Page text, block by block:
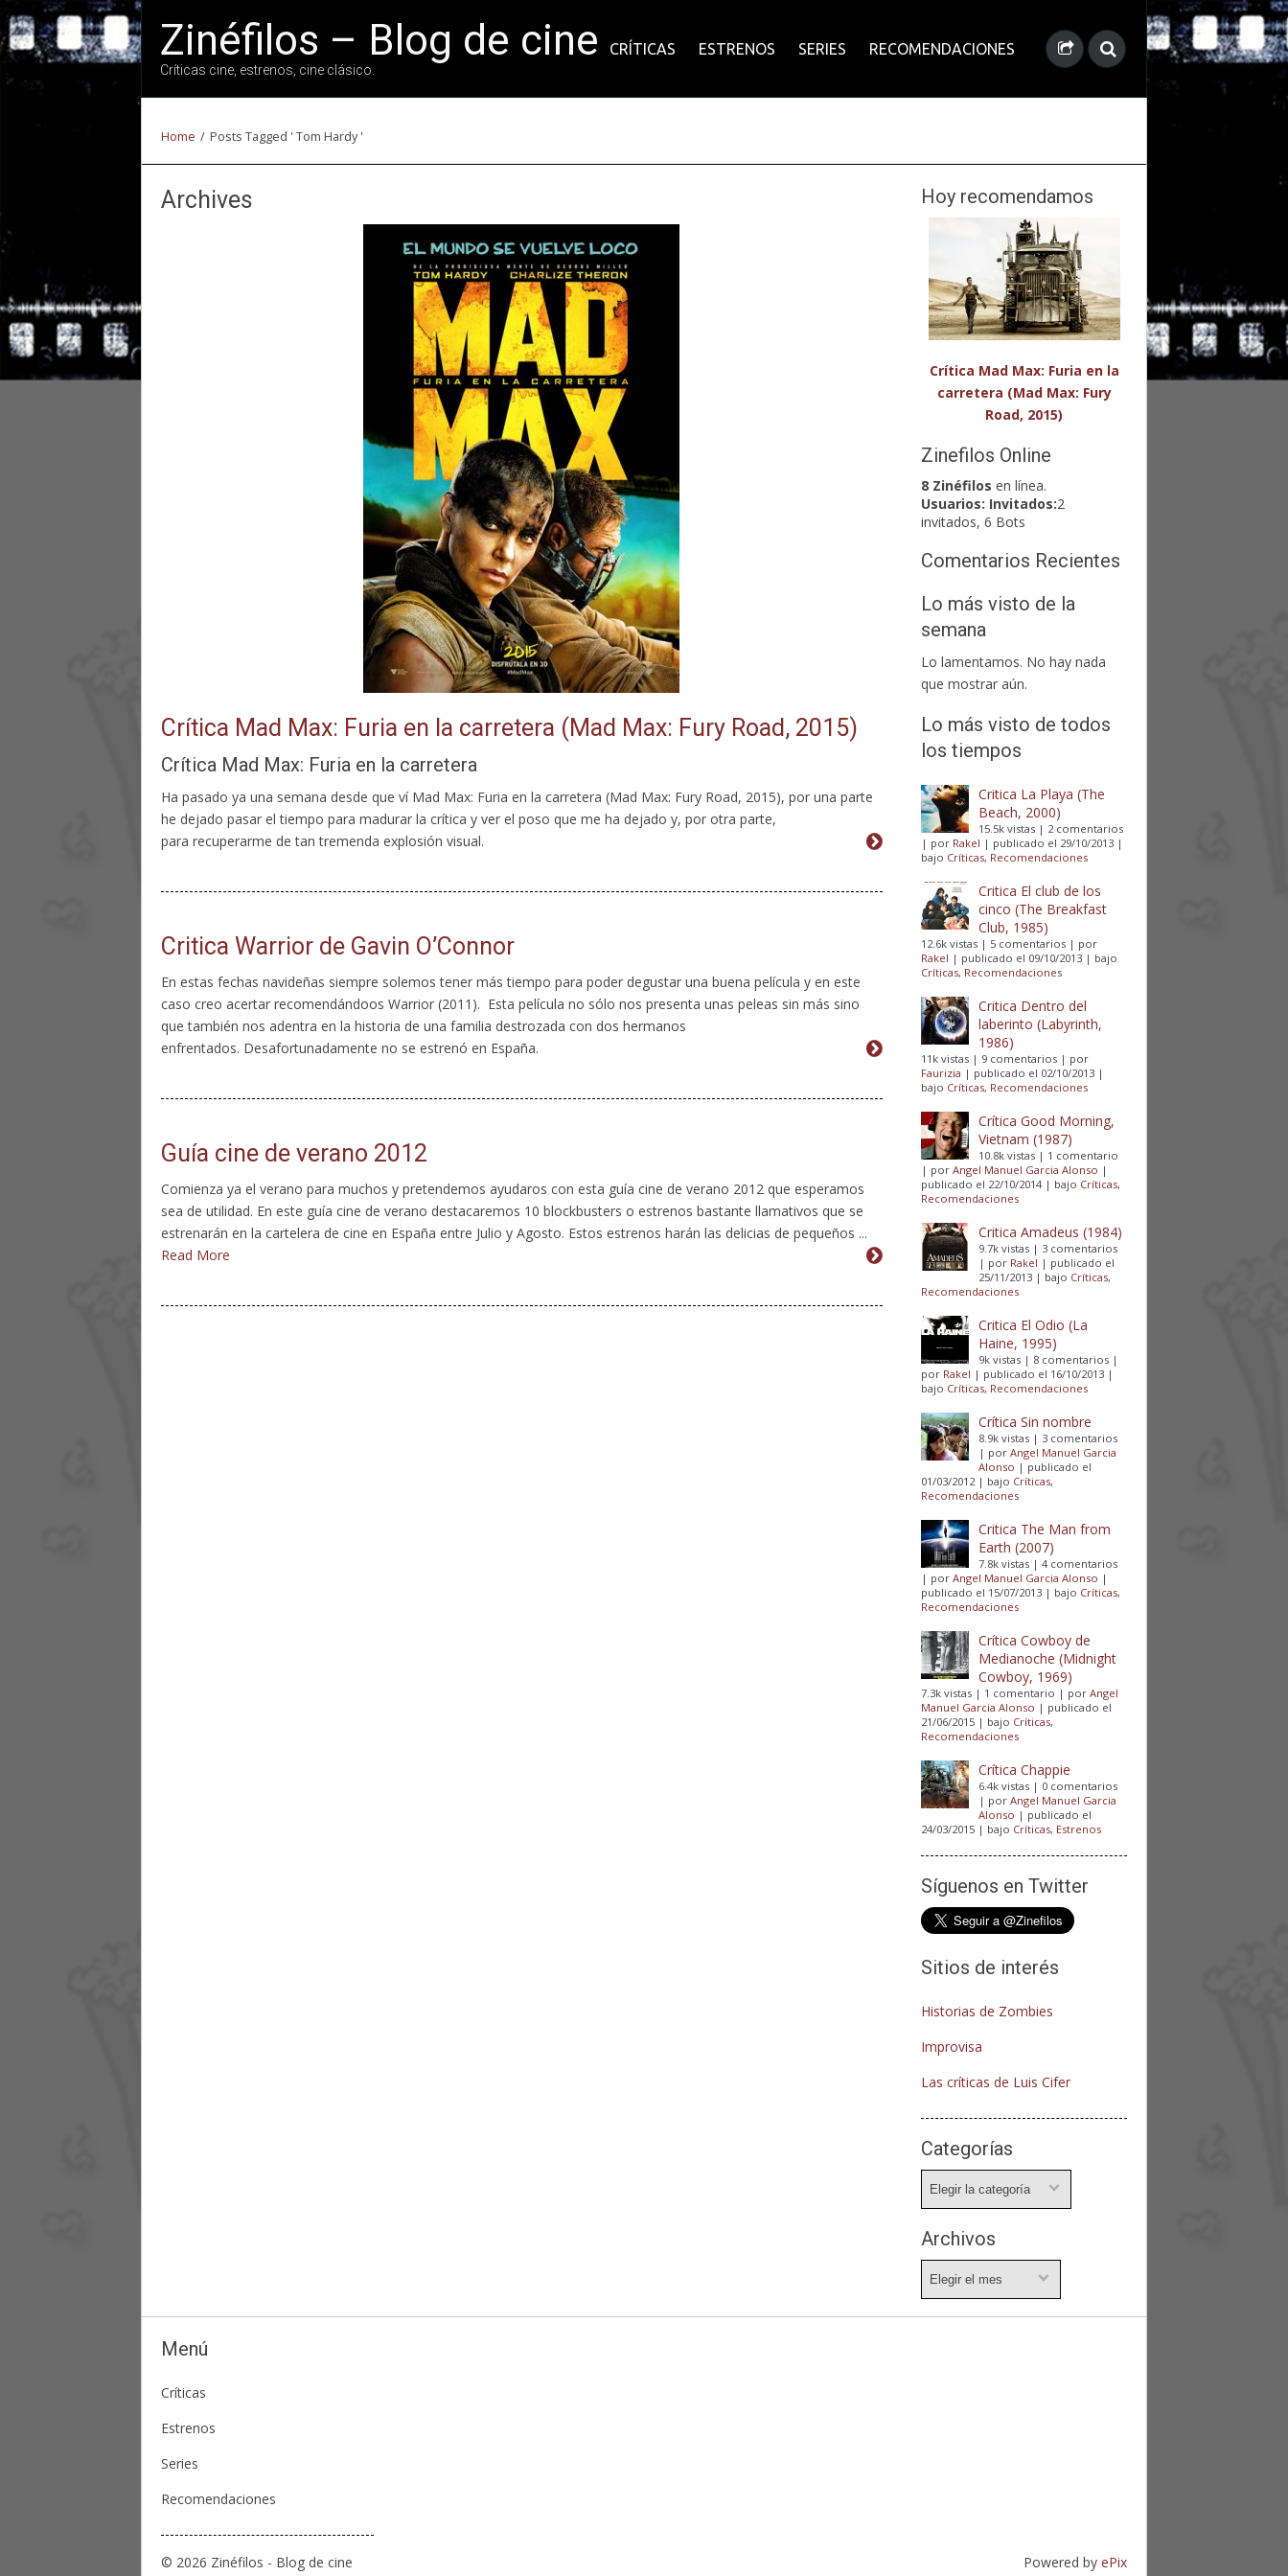
Zinéfilos – Blog de cine
Críticas cine, estrenos, cine clásico.
CRÍTICAS ESTRENOS SERIES RECOMENDACIONES
Home / Posts Tagged ' Tom Hardy '
Archives
Crítica Mad Max: Furia en la carretera (Mad Max: Fury Road, 2015)
Crítica Mad Max: Furia en la carretera
Ha pasado ya una semana desde que ví Mad Max: Furia en la carretera (Mad Max: Fury Road, 2015), por una parte
he dejado pasar el tiempo para madurar la crítica y ver el poso que me ha dejado y, por otra parte,
para recuperarme de tan tremenda explosión visual.
Critica Warrior de Gavin O’Connor
En estas fechas navideñas siempre solemos tener más tiempo para poder degustar una buena película y en este
caso creo acertar recomendándoos Warrior (2011). Esta película no sólo nos presenta unas peleas sin más sino
que también nos adentra en la historia de una familia destrozada con dos hermanos
enfrentados. Desafortunadamente no se estrenó en España.
Guía cine de verano 2012
Comienza ya el verano para muchos y pretendemos ayudaros con esta guía cine de verano 2012 que esperamos
sea de utilidad. En este guía cine de verano destacaremos 10 blockbusters o estrenos bastante llamativos que se
estrenarán en la cartelera de cine en España entre Julio y Agosto. Estos estrenos harán las delicias de pequeños ...
Read More
Hoy recomendamos
Crítica Mad Max: Furia en la
carretera (Mad Max: Fury
Road, 2015)
Zinefilos Online
8 Zinéfilos en línea.
Usuarios: Invitados:2
invitados, 6 Bots
Comentarios Recientes
Lo más visto de la
semana
Lo lamentamos. No hay nada
que mostrar aún.
Lo más visto de todos
los tiempos
Critica La Playa (The
Beach, 2000)
15.5k vistas | 2 comentarios
| por Rakel | publicado el 29/10/2013 |
bajo Críticas, Recomendaciones
Critica El club de los
cinco (The Breakfast
Club, 1985)
12.6k vistas | 5 comentarios | por
Rakel | publicado el 09/10/2013 | bajo
Críticas, Recomendaciones
Critica Dentro del
laberinto (Labyrinth,
1986)
11k vistas | 9 comentarios | por
Faurizia | publicado el 02/10/2013 |
bajo Críticas, Recomendaciones
Crítica Good Morning,
Vietnam (1987)
10.8k vistas | 1 comentario
| porAngel Manuel Garcia Alonso |
publicado el 22/10/2014| bajo Críticas,
Recomendaciones
Critica Amadeus (1984)
9.7k vistas | 3 comentarios
| por Rakel | publicado el
25/11/2013 | bajo Críticas,
Recomendaciones
Critica El Odio (La
Haine, 1995)
9k vistas | 8 comentarios |
por Rakel | publicado el 16/10/2013 |
bajo Críticas, Recomendaciones
Crítica Sin nombre
8.9k vistas | 3 comentarios
| porAngel Manuel Garcia
Alonso | publicado el
01/03/2012| bajo Críticas,
Recomendaciones
Critica The Man from
Earth (2007)
7.8k vistas |4 comentarios
| porAngel Manuel Garcia Alonso |
publicado el 15/07/2013 | bajo Críticas,
Recomendaciones
Crítica Cowboy de
Medianoche (Midnight
Cowboy, 1969)
7.3k vistas | 1 comentario | porAngel
Manuel Garcia Alonso | publicado el
21/06/2015 | bajo Críticas,
Recomendaciones
Crítica Chappie
6.4k vistas | 0 comentarios
| porAngel Manuel Garcia
Alonso | publicado el
24/03/2015 | bajo Críticas, Estrenos
Síguenos en Twitter
Sitios de interés
Historias de Zombies
Improvisa
Las críticas de Luis Cifer
Categorías
Archivos
Menú
Críticas
Estrenos
Series
Recomendaciones
© 2026 Zinéfilos - Blog de cine Powered by ePix